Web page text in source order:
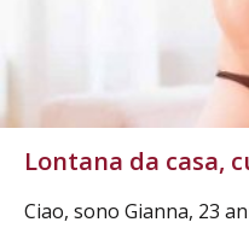
Lontana da casa,
Ciao, sono Gianna, 23